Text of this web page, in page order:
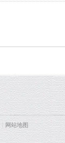
| 网站地图